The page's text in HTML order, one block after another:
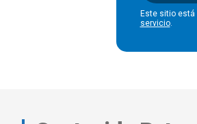
Este sitio está
servicio.